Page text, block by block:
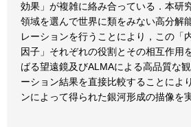
効果」が複雑に絡み合っている．本研
領域を選んで世界に類をみない高分解
レーションを行うことにより，この「
因子」それぞれの役割とその相互作用
ばる望遠鏡及びALMAによる高品質な
ーション結果を直接比較することによ
ンによって得られた銀河形成の描像を